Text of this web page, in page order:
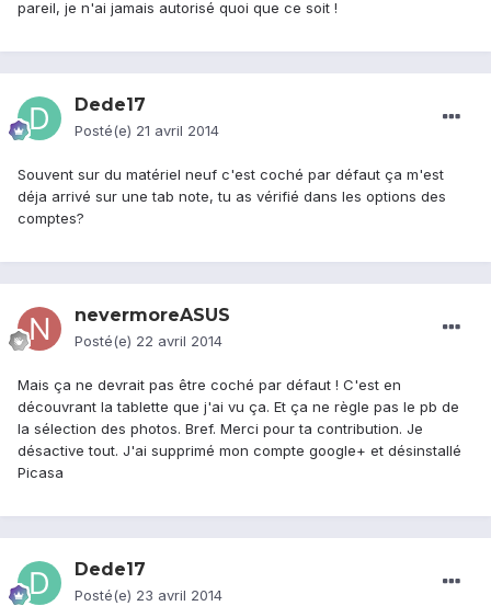
pareil, je n'ai jamais autorisé quoi que ce soit !
Dede17
Posté(e) 21 avril 2014
Souvent sur du matériel neuf c'est coché par défaut ça m'est
déja arrivé sur une tab note, tu as vérifié dans les options des
comptes?
nevermoreASUS
Posté(e) 22 avril 2014
Mais ça ne devrait pas être coché par défaut ! C'est en
découvrant la tablette que j'ai vu ça. Et ça ne règle pas le pb de
la sélection des photos. Bref. Merci pour ta contribution. Je
désactive tout. J'ai supprimé mon compte google+ et désinstallé
Picasa
Dede17
Posté(e) 23 avril 2014